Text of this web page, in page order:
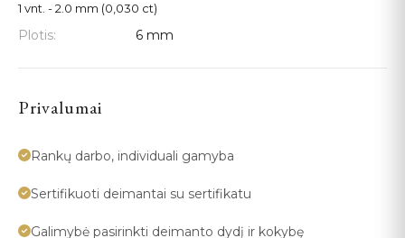
1 vnt. - 2.0 mm (0,030 ct)
Plotis: 6 mm
Privalumai
Rankų darbo, individuali gamyba
Sertifikuoti deimantai su sertifikatu
Galimybė pasirinkti deimanto dydį ir kokybę